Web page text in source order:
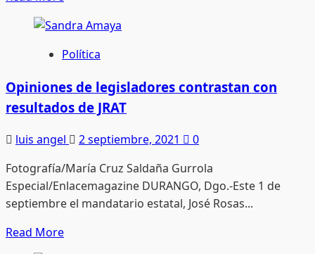
about
El
tiene
con
qué
pelear
candidatura
a
la
Política
Opiniones de legisladores contrastan con
resultados de JRAT
luis angel 2 septiembre, 2021
0
Fotografía/María Cruz Saldaña Gurrola
Especial/Enlacemagazine DURANGO, Dgo.-Este 1 de
septiembre el mandatario estatal, José Rosas...
Read MoreRead